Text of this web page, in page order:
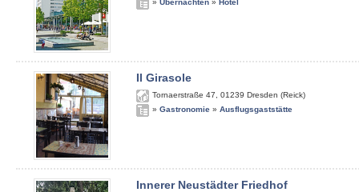
» Übernachten » Hotel
Il Girasole
Tornaerstraße 47 01239 Dresden (Reick)
» Gastronomie » Ausflugsgaststätte
Innerer Neustädter Friedhof